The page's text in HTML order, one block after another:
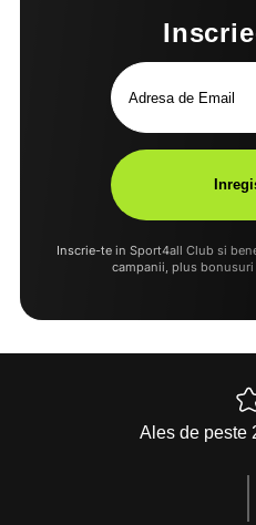
Inscrie-te in Sport4all Club si
campanii, plus bonusuri
Ales de peste